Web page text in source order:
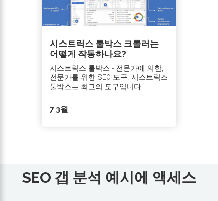
시스트릭스 툴박스 크롤러는
어떻게 작동하나요?
시스트릭스 툴박스 - 전문가에 의한,
전문가를 위한 SEO 도구. 시스트릭스
툴박스는 최고의 도구입니다...
7 3월
SEO 갭 분석 예시에 액세스